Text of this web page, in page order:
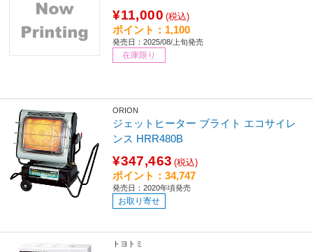
¥11,000 (税込)
ポイント：1,100
発売日：2025/08/上旬発売
在庫限り
ORION
ジェットヒーター ブライト エコサイレ
ンス HRR480B
¥347,463 (税込)
ポイント：34,747
発売日：2020年頃発売
お取り寄せ
トヨトミ